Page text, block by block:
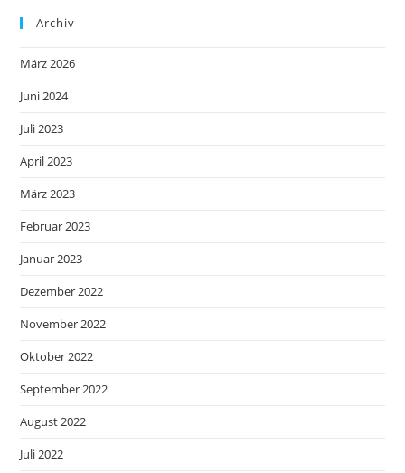
Archiv
März 2026
Juni 2024
Juli 2023
April 2023
März 2023
Februar 2023
Januar 2023
Dezember 2022
November 2022
Oktober 2022
September 2022
August 2022
Juli 2022